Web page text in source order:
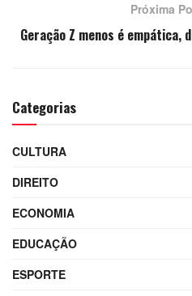
Próxima
Geração Z menos é empática,
Categorias
CULTURA
DIREITO
ECONOMIA
EDUCAÇÃO
ESPORTE